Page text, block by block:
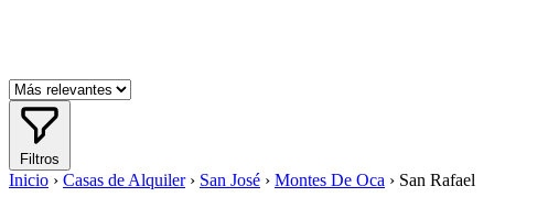
Filtros
Inicio › Casas de Alquiler › San José › Montes De Oca › San Rafael